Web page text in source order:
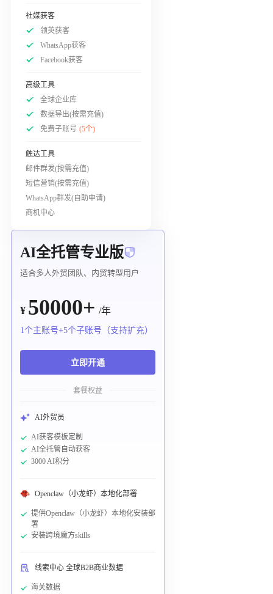
社媒获客
领英获客
WhatsApp获客
Facebook获客
高级工具
全球企业库
数据导出(按需充值)
免费子账号 (5个)
触达工具
邮件群发(按需充值)
短信营销(按需充值)
WhatsApp群发(自助申请)
商机中心
AI全托管专业版
适合多人外贸团队、内贸转型用户
¥ 50000+ /年
1个主账号+5个子账号（支持扩充）
立即开通
套餐权益
AI外贸员
AI获客模板定制
AI全托管自动获客
3000 AI积分
Openclaw（小龙虾）本地化部署
提供Openclaw（小龙虾）本地化安装部
署
安装跨境魔方skills
线索中心 全球B2B商业数据
海关数据